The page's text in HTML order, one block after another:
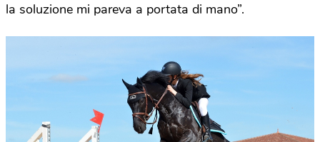
la soluzione mi pareva a portata di mano”.